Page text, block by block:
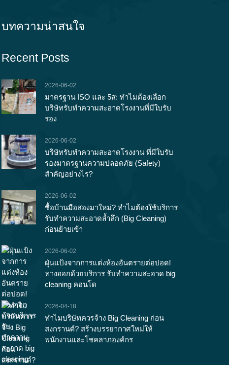
บทความน่าสนใจ
Recent Posts
2026-06-02
มาตรฐาน ISO และ 5ส: ทำไมต้องเลือก
บริษัทรับทำความสะอาดโรงงานที่มีใบรับ
รอง
2026-06-02
บริษัทรับทำความสะอาดโรงงาน ที่มีใบรับ
รองมาตรฐานความปลอดภัย (Safety)
สำคัญอย่างไร?
2026-06-02
ซื้อบ้านมือสองมาใหม่? ทำไมต้องใช้บริการ
รับทำความสะอาดล้ำลึก (Big Cleaning)
ก่อนย้ายเข้า
2026-06-02
ฝุ่นแป้งจากการแต่งห้องอันตรายต่อปอด!
ทางออกด้วยบริการ รับทำความสะอาด big
cleaning คอนโด
2026-04-18
ทำไมบริษัทควรจ้าง Big Cleaning ก่อน
สงกรานต์? สร้างบรรยากาศใหม่ให้
พนักงานและโชคลาภองค์กร